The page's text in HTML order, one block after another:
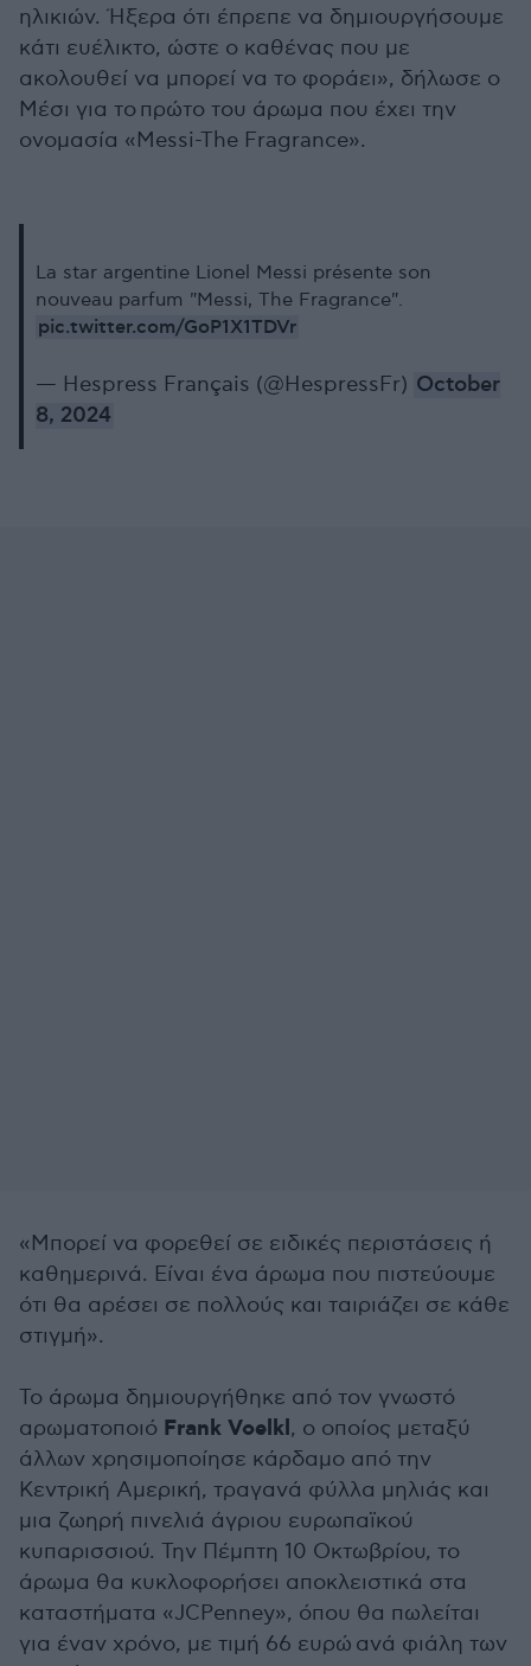
ηλικιών. Ήξερα ότι έπρεπε να δημιουργήσουμε
κάτι ευέλικτο, ώστε ο καθένας που με
ακολουθεί να μπορεί να το φοράει», δήλωσε ο
Μέσι για το πρώτο του άρωμα που έχει την
ονομασία «Messi-The Fragrance».
La star argentine Lionel Messi présente son
nouveau parfum "Messi, The Fragrance".
pic.twitter.com/GoP1X1TDVr
— Hespress Français (@HespressFr) October
8, 2024
«Μπορεί να φορεθεί σε ειδικές περιστάσεις ή
καθημερινά. Είναι ένα άρωμα που πιστεύουμε
ότι θα αρέσει σε πολλούς και ταιριάζει σε κάθε
στιγμή».
Το άρωμα δημιουργήθηκε από τον γνωστό
αρωματοποιό Frank Voelkl, ο οποίος μεταξύ
άλλων χρησιμοποίησε κάρδαμο από την
Κεντρική Αμερική, τραγανά φύλλα μηλιάς και
μια ζωηρή πινελιά άγριου ευρωπαϊκού
κυπαρισσιού. Την Πέμπτη 10 Οκτωβρίου, το
άρωμα θα κυκλοφορήσει αποκλειστικά στα
καταστήματα «JCPenney», όπου θα πωλείται
για έναν χρόνο, με τιμή 66 ευρώ ανά φιάλη των